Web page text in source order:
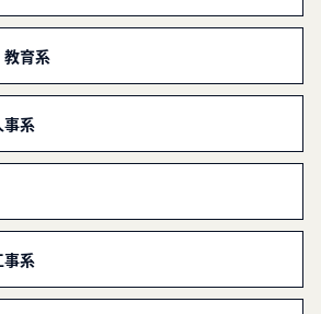
教育系
事系
事系